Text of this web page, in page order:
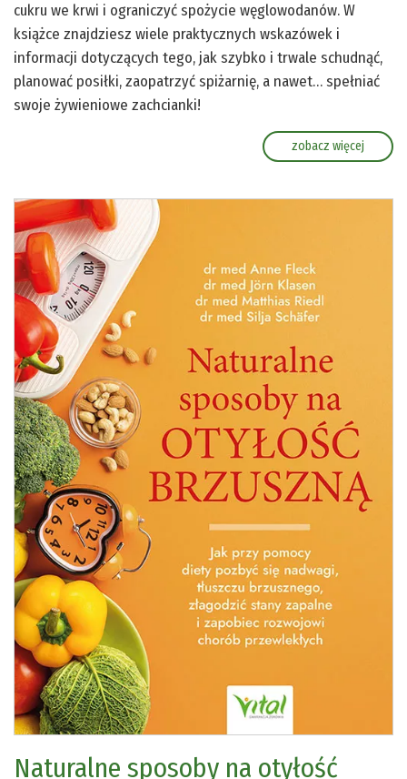
cukru we krwi i ograniczyć spożycie węglowodanów. W
książce znajdziesz wiele praktycznych wskazówek i
informacji dotyczących tego, jak szybko i trwale schudnąć,
planować posiłki, zaopatrzyć spiżarnię, a nawet… spełniać
swoje żywieniowe zachcianki!
zobacz więcej
Naturalne sposoby na otyłość